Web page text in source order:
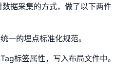
据采集的方式，做了以下两件
一的埋点标准化规范。
标签属性，写入布局文件中。